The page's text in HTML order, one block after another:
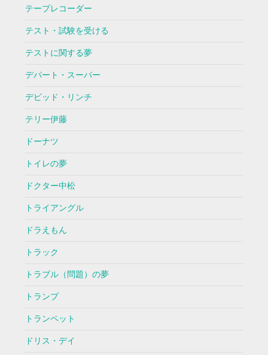
テープレコーダー
テスト・試験を受ける
テストに関する夢
デパート・スーパー
デビッド・リンチ
テリー伊藤
ドーナツ
トイレの夢
ドクター中松
トライアングル
ドラえもん
トラック
トラブル（問題）の夢
トランプ
トランペット
ドリス・デイ